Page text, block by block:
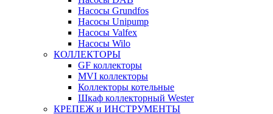
Насосы Grundfos
Насосы Unipump
Насосы Valfex
Насосы Wilo
КОЛЛЕКТОРЫ
GF коллекторы
MVI коллекторы
Коллекторы котельные
Шкаф коллекторный Wester
КРЕПЕЖ и ИНСТРУМЕНТЫ